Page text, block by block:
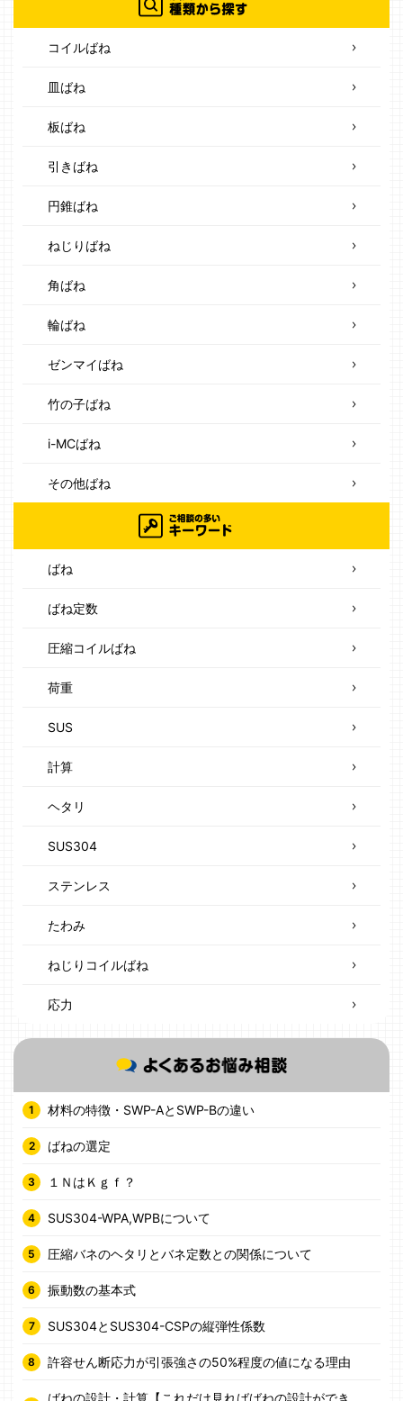
コイルばね
皿ばね
板ばね
引きばね
円錐ばね
ねじりばね
角ばね
輪ばね
ゼンマイばね
竹の子ばね
i-MCばね
その他ばね
ばね
ばね定数
圧縮コイルばね
荷重
SUS
計算
ヘタリ
SUS304
ステンレス
たわみ
ねじりコイルばね
応力
材料の特徴・SWP-AとSWP-Bの違い
ばねの選定
１ＮはＫｇｆ？
SUS304-WPA,WPBについて
圧縮バネのヘタリとバネ定数との関係について
振動数の基本式
SUS304とSUS304-CSPの縦弾性係数
許容せん断応力が引張強さの50%程度の値になる理由